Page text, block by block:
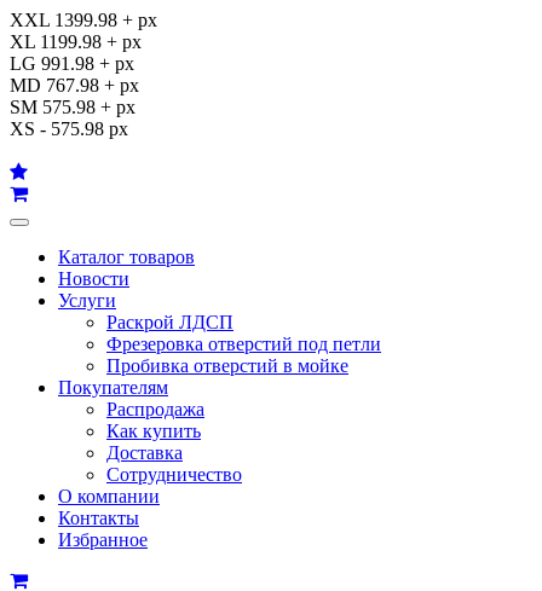
XXL 1399.98 + px
XL 1199.98 + px
LG 991.98 + px
MD 767.98 + px
SM 575.98 + px
XS - 575.98 px
Каталог товаров
Новости
Услуги
Раскрой ЛДСП
Фрезеровка отверстий под петли
Пробивка отверстий в мойке
Покупателям
Распродажа
Как купить
Доставка
Сотрудничество
О компании
Контакты
Избранное